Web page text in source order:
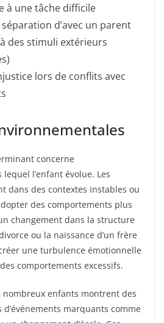
à une tâche difficile
d’avec un parent
des stimuli extérieurs
lors de conflits avec
concerne
l’enfant évolue. Les
dans des contextes instables ou
des comportements plus
changement dans la structure
ou la naissance d’un frère
une turbulence émotionnelle
comportements excessifs.
enfants montrent des
d’événements marquants comme